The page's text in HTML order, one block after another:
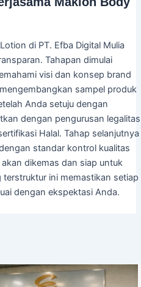
di PT. Efba Digital Mulia
Tahapan dimulai
visi dan konsep brand
sampel produk
Anda setuju dengan
dengan pengurusan legalitas
Halal. Tahap selanjutnya
standar kontrol kualitas
dikemas dan siap untuk
ini memastikan setiap
dengan ekspektasi Anda.